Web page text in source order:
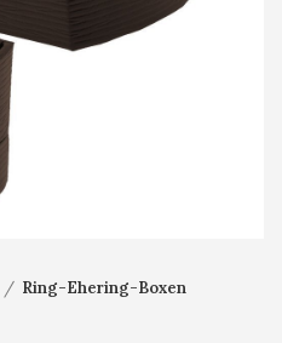
Ring-Ehering-Boxen